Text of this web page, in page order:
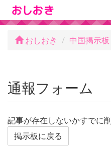
おしおき 中国掲示板
通報フォーム
記事が存在しないかすでに
掲示板に戻る